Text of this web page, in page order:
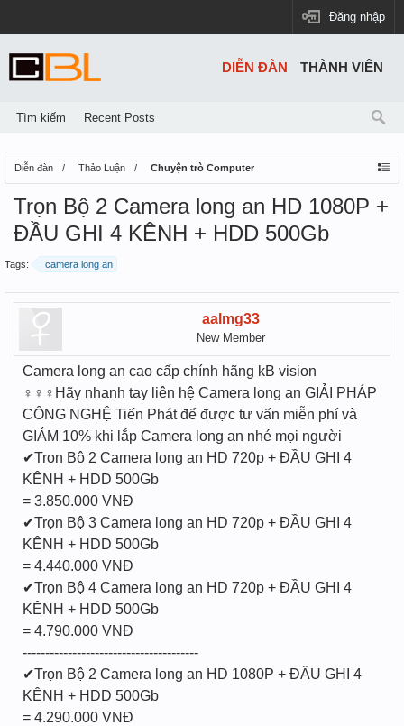
Đăng nhập
Diễn đàn Thảo Luận Chuyện trò Computer
Trọn Bộ 2 Camera long an HD 1080P +
ĐẦU GHI 4 KÊNH + HDD 500Gb
Tags: camera long an
aalmg33
New Member
Camera long an cao cấp chính hãng kB vision
‍♀️‍♀️‍♀️Hãy nhanh tay liên hệ Camera long an GIẢI PHÁP
CÔNG NGHỆ Tiến Phát để được tư vấn miễn phí và
GIẢM 10% khi lắp Camera long an nhé mọi người
✔Trọn Bộ 2 Camera long an HD 720p + ĐẦU GHI 4
KÊNH + HDD 500Gb
= 3.850.000 VNĐ
✔Trọn Bộ 3 Camera long an HD 720p + ĐẦU GHI 4
KÊNH + HDD 500Gb
= 4.440.000 VNĐ
✔Trọn Bộ 4 Camera long an HD 720p + ĐẦU GHI 4
KÊNH + HDD 500Gb
= 4.790.000 VNĐ
---------------------------------------
✔Trọn Bộ 2 Camera long an HD 1080P + ĐẦU GHI 4
KÊNH + HDD 500Gb
= 4.290.000 VNĐ
DIỄN ĐÀN
Tìm kiếm Recent Posts
THÀNH VIÊN